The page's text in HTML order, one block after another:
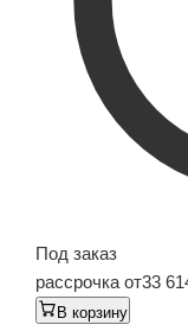
Под заказ
рассрочка от33
В корзину